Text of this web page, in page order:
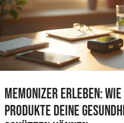
Memonizer Erleben: Wie
Produkte Deine